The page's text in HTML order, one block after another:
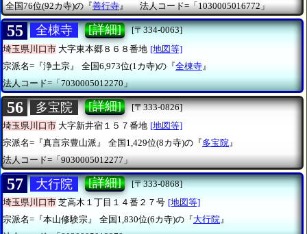
全国76位(92カ寺)の『善行寺』 法人コード=「1030005016772」
55 全棟寺 [詳細]
[〒334-0063]
埼玉県川口市 大字東本郷８６８番地 [地図等]
宗派名=『浄土宗』
全国6,973位(1カ寺)の『全棟寺 』
法人コード=「7030005012270」
56 多宝院 [詳細]
[〒333-0826]
埼玉県川口市 大字新井宿１５７番地 [地図等]
宗派名=『真言宗豊山派』
全国1,429位(8カ寺)の『多宝院』
法人コード=「9030005012277」
57 大行院 [詳細]
[〒333-0868]
埼玉県川口市 芝高木１丁目１４番２７号 [地図等]
宗派名=『本山修験宗』
全国1,830位(6カ寺)の『大行院』